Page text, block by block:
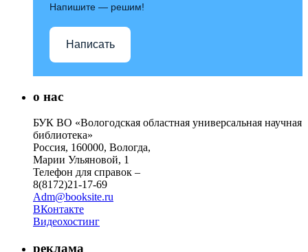
Напишите — решим!
Написать
о нас
БУК ВО «Вологодская областная универсальная научная
библиотека»
Россия, 160000, Вологда,
Марии Ульяновой, 1
Телефон для справок –
8(8172)21-17-69
Adm@booksite.ru
ВКонтакте
Видеохостинг
реклама